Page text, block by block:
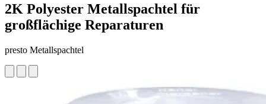
2K Polyester Metallspachtel für
großflächige Reparaturen
presto Metallspachtel